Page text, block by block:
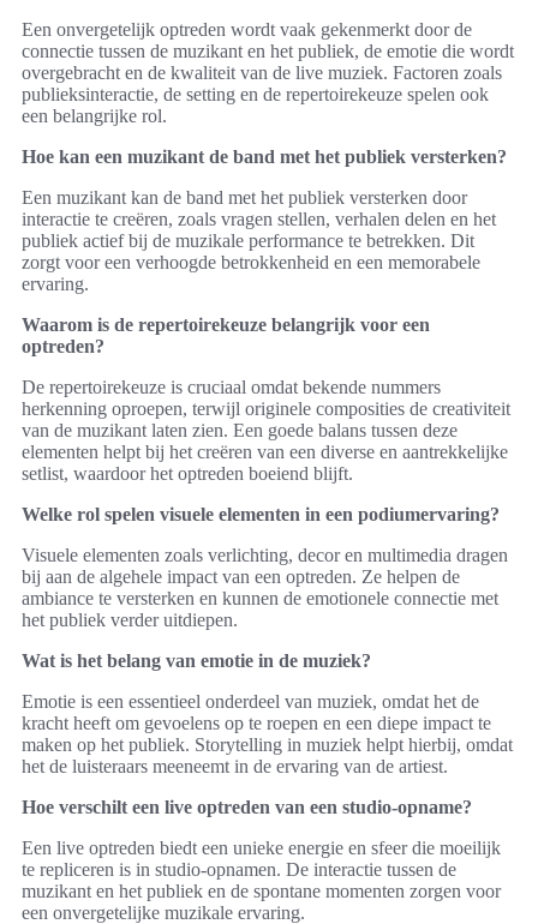
Een onvergetelijk optreden wordt vaak gekenmerkt door de
connectie tussen de muzikant en het publiek, de emotie die wordt
overgebracht en de kwaliteit van de live muziek. Factoren zoals
publieksinteractie, de setting en de repertoirekeuze spelen ook
een belangrijke rol.
Hoe kan een muzikant de band met het publiek versterken?
Een muzikant kan de band met het publiek versterken door
interactie te creëren, zoals vragen stellen, verhalen delen en het
publiek actief bij de muzikale performance te betrekken. Dit
zorgt voor een verhoogde betrokkenheid en een memorabele
ervaring.
Waarom is de repertoirekeuze belangrijk voor een
optreden?
De repertoirekeuze is cruciaal omdat bekende nummers
herkenning oproepen, terwijl originele composities de creativiteit
van de muzikant laten zien. Een goede balans tussen deze
elementen helpt bij het creëren van een diverse en aantrekkelijke
setlist, waardoor het optreden boeiend blijft.
Welke rol spelen visuele elementen in een podiumervaring?
Visuele elementen zoals verlichting, decor en multimedia dragen
bij aan de algehele impact van een optreden. Ze helpen de
ambiance te versterken en kunnen de emotionele connectie met
het publiek verder uitdiepen.
Wat is het belang van emotie in de muziek?
Emotie is een essentieel onderdeel van muziek, omdat het de
kracht heeft om gevoelens op te roepen en een diepe impact te
maken op het publiek. Storytelling in muziek helpt hierbij, omdat
het de luisteraars meeneemt in de ervaring van de artiest.
Hoe verschilt een live optreden van een studio-opname?
Een live optreden biedt een unieke energie en sfeer die moeilijk
te repliceren is in studio-opnamen. De interactie tussen de
muzikant en het publiek en de spontane momenten zorgen voor
een onvergetelijke muzikale ervaring.